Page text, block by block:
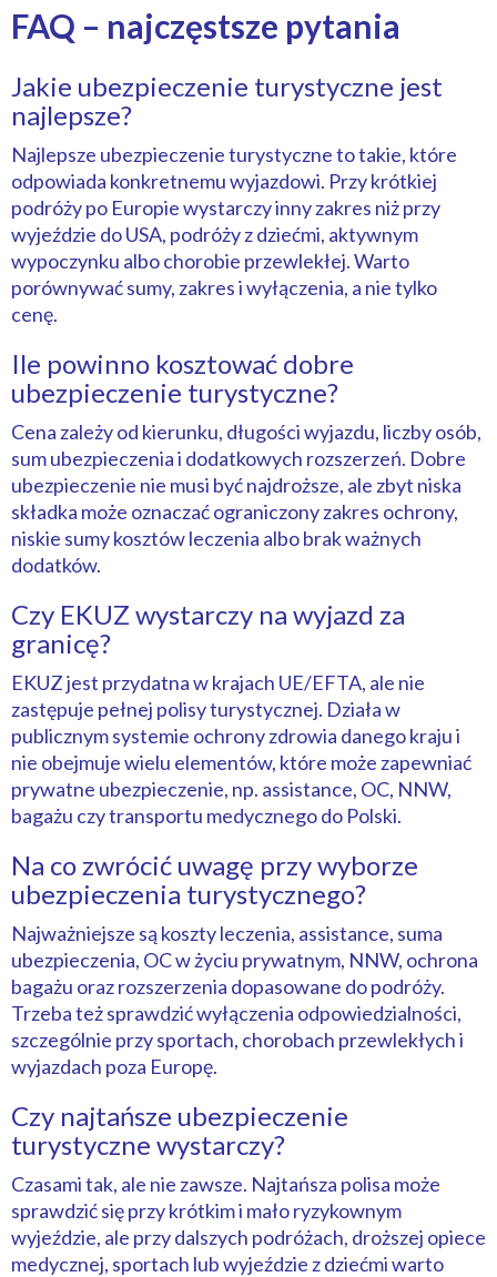
FAQ – najczęstsze pytania
Jakie ubezpieczenie turystyczne jest
najlepsze?
Najlepsze ubezpieczenie turystyczne to takie, które
odpowiada konkretnemu wyjazdowi. Przy krótkiej
podróży po Europie wystarczy inny zakres niż przy
wyjeździe do USA, podróży z dziećmi, aktywnym
wypoczynku albo chorobie przewlekłej. Warto
porównywać sumy, zakres i wyłączenia, a nie tylko
cenę.
Ile powinno kosztować dobre
ubezpieczenie turystyczne?
Cena zależy od kierunku, długości wyjazdu, liczby osób,
sum ubezpieczenia i dodatkowych rozszerzeń. Dobre
ubezpieczenie nie musi być najdroższe, ale zbyt niska
składka może oznaczać ograniczony zakres ochrony,
niskie sumy kosztów leczenia albo brak ważnych
dodatków.
Czy EKUZ wystarczy na wyjazd za
granicę?
EKUZ jest przydatna w krajach UE/EFTA, ale nie
zastępuje pełnej polisy turystycznej. Działa w
publicznym systemie ochrony zdrowia danego kraju i
nie obejmuje wielu elementów, które może zapewniać
prywatne ubezpieczenie, np. assistance, OC, NNW,
bagażu czy transportu medycznego do Polski.
Na co zwrócić uwagę przy wyborze
ubezpieczenia turystycznego?
Najważniejsze są koszty leczenia, assistance, suma
ubezpieczenia, OC w życiu prywatnym, NNW, ochrona
bagażu oraz rozszerzenia dopasowane do podróży.
Trzeba też sprawdzić wyłączenia odpowiedzialności,
szczególnie przy sportach, chorobach przewlekłych i
wyjazdach poza Europę.
Czy najtańsze ubezpieczenie
turystyczne wystarczy?
Czasami tak, ale nie zawsze. Najtańsza polisa może
sprawdzić się przy krótkim i mało ryzykownym
wyjeździe, ale przy dalszych podróżach, droższej opiece
medycznej, sportach lub wyjeździe z dziećmi warto